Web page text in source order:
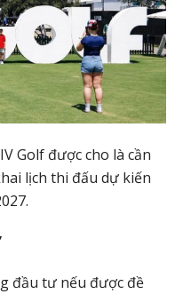
Golf được cho là cần
lịch thi đấu dự kiến
.
đầu tư nếu được đề